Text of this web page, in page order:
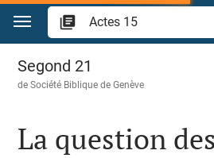
Aller vers contenu
Actes 15
Segond 21
deSociété Biblique de Genève
La question